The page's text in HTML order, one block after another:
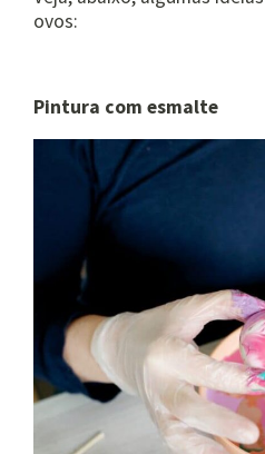
ovos:
Pintura com esmalte